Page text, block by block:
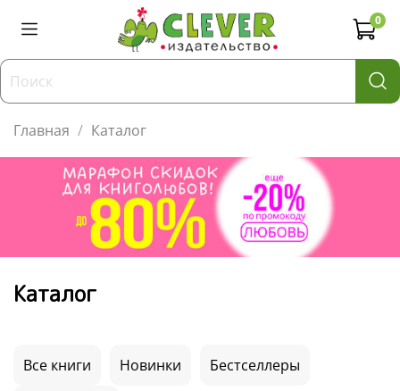
0
Главная Каталог
Каталог
Все книги Новинки Бестселлеры